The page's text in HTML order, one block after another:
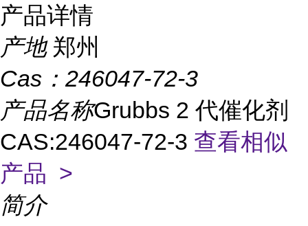
产品详情
产地 郑州
Cas： 246047-72-3
产品名称Grubbs 2 代催化剂
CAS:246047-72-3 查看相似
产品 >
简介